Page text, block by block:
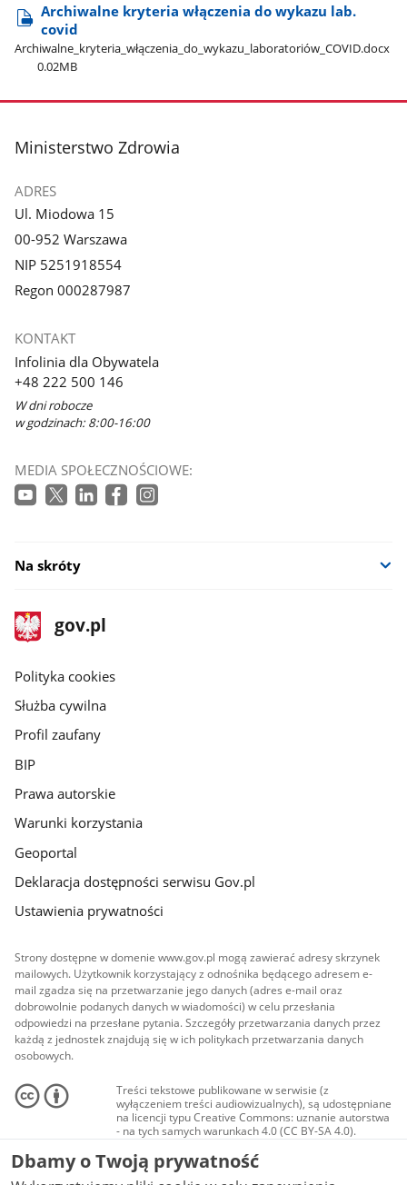
Archiwalne kryteria włączenia do wykazu lab.
covid
Archiwalne​_kryteria​_włączenia​_do​_wykazu​_laboratoriów​_COVID.docx
0.02MB
stopka
Ministerstwo Zdrowia
ADRES
Ul. Miodowa 15
00-952 Warszawa
NIP 5251918554
Regon 000287987
KONTAKT
Infolinia dla Obywatela
+48 222 500 146
W dni robocze
w godzinach: 8:00-16:00
MEDIA SPOŁECZNOŚCIOWE:
Na skróty
stopka
gov.pl
Strona
gov.pl
gov.pl
Polityka cookies
Służba cywilna
Profil zaufany
BIP
Prawa autorskie
Warunki korzystania
Geoportal
Deklaracja dostępności serwisu Gov.pl
Ustawienia prywatności
Strony dostępne w domenie www.gov.pl mogą zawierać adresy skrzynek
mailowych. Użytkownik korzystający z odnośnika będącego adresem e-
mail zgadza się na przetwarzanie jego danych (adres e-mail oraz
dobrowolnie podanych danych w wiadomości) w celu przesłania
odpowiedzi na przesłane pytania. Szczegóły przetwarzania danych przez
każdą z jednostek znajdują się w ich politykach przetwarzania danych
osobowych.
Treści tekstowe publikowane w serwisie (z
wyłączeniem treści audiowizualnych), są udostępniane
na licencji typu Creative Commons: uznanie autorstwa
- na tych samych warunkach 4.0 (CC BY-SA 4.0).
Materiały audiowizualne, w tym zdjęcia, materiały
audio i wideo, są udostępniane na licencji typu
Creative Commons: uznanie autorstwa użycie
Dbamy o Twoją prywatność